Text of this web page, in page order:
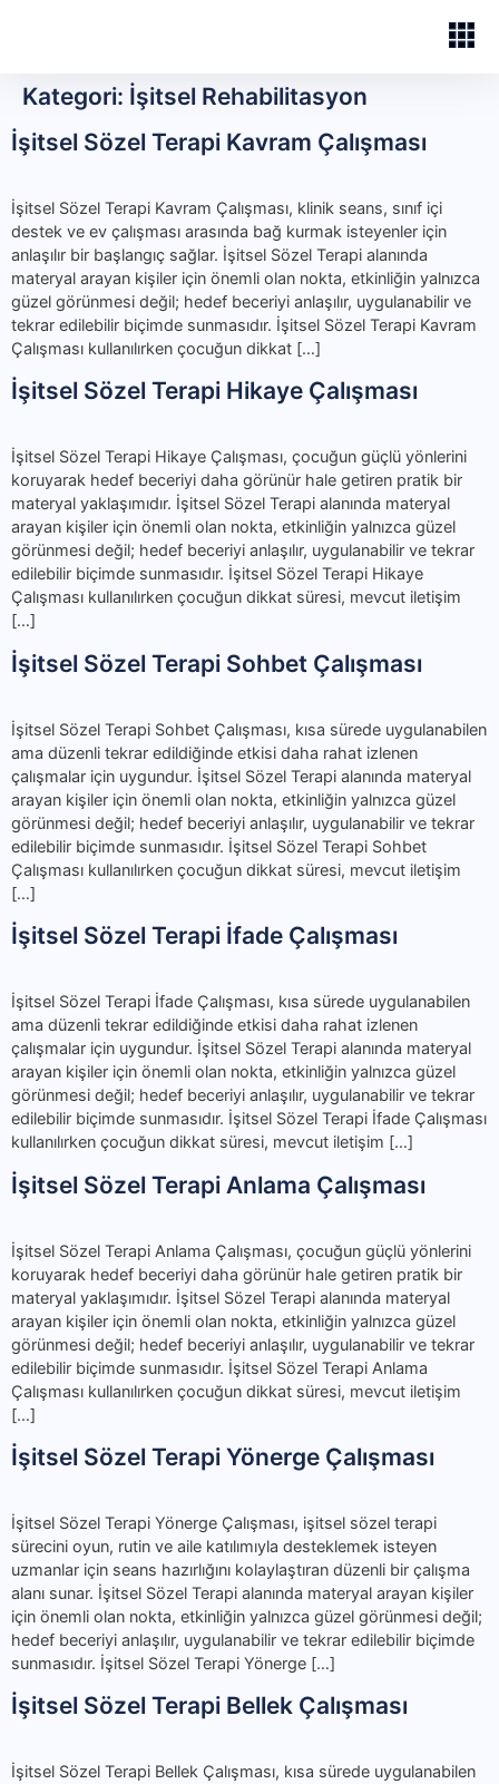
Kategori: İşitsel Rehabilitasyon
İşitsel Sözel Terapi Kavram Çalışması
İşitsel Sözel Terapi Kavram Çalışması, klinik seans, sınıf içi
destek ve ev çalışması arasında bağ kurmak isteyenler için
anlaşılır bir başlangıç sağlar. İşitsel Sözel Terapi alanında
materyal arayan kişiler için önemli olan nokta, etkinliğin yalnızca
güzel görünmesi değil; hedef beceriyi anlaşılır, uygulanabilir ve
tekrar edilebilir biçimde sunmasıdır. İşitsel Sözel Terapi Kavram
Çalışması kullanılırken çocuğun dikkat […]
İşitsel Sözel Terapi Hikaye Çalışması
İşitsel Sözel Terapi Hikaye Çalışması, çocuğun güçlü yönlerini
koruyarak hedef beceriyi daha görünür hale getiren pratik bir
materyal yaklaşımıdır. İşitsel Sözel Terapi alanında materyal
arayan kişiler için önemli olan nokta, etkinliğin yalnızca güzel
görünmesi değil; hedef beceriyi anlaşılır, uygulanabilir ve tekrar
edilebilir biçimde sunmasıdır. İşitsel Sözel Terapi Hikaye
Çalışması kullanılırken çocuğun dikkat süresi, mevcut iletişim
[…]
İşitsel Sözel Terapi Sohbet Çalışması
İşitsel Sözel Terapi Sohbet Çalışması, kısa sürede uygulanabilen
ama düzenli tekrar edildiğinde etkisi daha rahat izlenen
çalışmalar için uygundur. İşitsel Sözel Terapi alanında materyal
arayan kişiler için önemli olan nokta, etkinliğin yalnızca güzel
görünmesi değil; hedef beceriyi anlaşılır, uygulanabilir ve tekrar
edilebilir biçimde sunmasıdır. İşitsel Sözel Terapi Sohbet
Çalışması kullanılırken çocuğun dikkat süresi, mevcut iletişim
[…]
İşitsel Sözel Terapi İfade Çalışması
İşitsel Sözel Terapi İfade Çalışması, kısa sürede uygulanabilen
ama düzenli tekrar edildiğinde etkisi daha rahat izlenen
çalışmalar için uygundur. İşitsel Sözel Terapi alanında materyal
arayan kişiler için önemli olan nokta, etkinliğin yalnızca güzel
görünmesi değil; hedef beceriyi anlaşılır, uygulanabilir ve tekrar
edilebilir biçimde sunmasıdır. İşitsel Sözel Terapi İfade Çalışması
kullanılırken çocuğun dikkat süresi, mevcut iletişim […]
İşitsel Sözel Terapi Anlama Çalışması
İşitsel Sözel Terapi Anlama Çalışması, çocuğun güçlü yönlerini
koruyarak hedef beceriyi daha görünür hale getiren pratik bir
materyal yaklaşımıdır. İşitsel Sözel Terapi alanında materyal
arayan kişiler için önemli olan nokta, etkinliğin yalnızca güzel
görünmesi değil; hedef beceriyi anlaşılır, uygulanabilir ve tekrar
edilebilir biçimde sunmasıdır. İşitsel Sözel Terapi Anlama
Çalışması kullanılırken çocuğun dikkat süresi, mevcut iletişim
[…]
İşitsel Sözel Terapi Yönerge Çalışması
İşitsel Sözel Terapi Yönerge Çalışması, işitsel sözel terapi
sürecini oyun, rutin ve aile katılımıyla desteklemek isteyen
uzmanlar için seans hazırlığını kolaylaştıran düzenli bir çalışma
alanı sunar. İşitsel Sözel Terapi alanında materyal arayan kişiler
için önemli olan nokta, etkinliğin yalnızca güzel görünmesi değil;
hedef beceriyi anlaşılır, uygulanabilir ve tekrar edilebilir biçimde
sunmasıdır. İşitsel Sözel Terapi Yönerge […]
İşitsel Sözel Terapi Bellek Çalışması
İşitsel Sözel Terapi Bellek Çalışması, kısa sürede uygulanabilen